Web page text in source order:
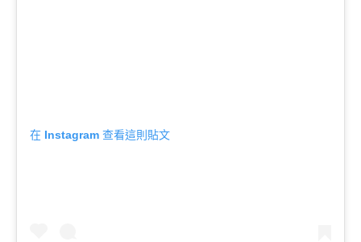
在 Instagram 查看這則貼文